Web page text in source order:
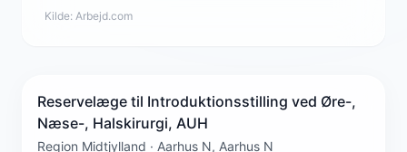
Kilde: Arbejd.com
Reservelæge til Introduktionsstilling ved Øre-,
Næse-, Halskirurgi, AUH
Region Midtjylland · Aarhus N, Aarhus N